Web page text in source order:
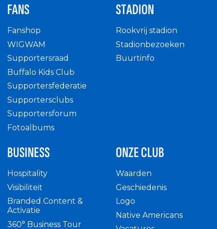
FANS
Fanshop
WIGWAM
Supportersraad
Buffalo Kids Club
Supportersfederatie
Supportersclubs
Supportersforum
Fotoalbums
STADION
Rookvrij stadion
Stadionbezoeken
Buurtinfo
BUSINESS
Hospitality
Visibiliteit
Branded Content &
Activatie
360° Business Tour
ONZE CLUB
Waarden
Geschiedenis
Logo
Native Americans